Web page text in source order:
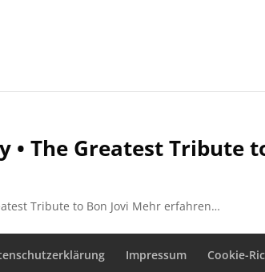
• The Greatest Tribute
Tribute to Bon Jovi Mehr erfahren…
Impressum Cookie-